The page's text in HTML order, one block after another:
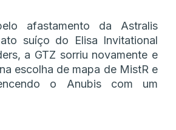
afastamento da Astralis
suíço do Elisa Invitational
a GTZ sorriu novamente e
escolha de mapa de MistR e
o Anubis com um